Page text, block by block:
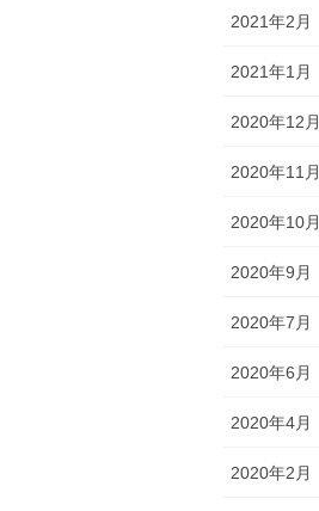
2021年2月
2021年1月
2020年12月
2020年11月
2020年10月
2020年9月
2020年7月
2020年6月
2020年4月
2020年2月